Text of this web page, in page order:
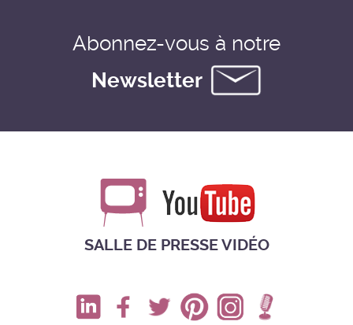
Abonnez-vous à notre
Newsletter
SALLE DE PRESSE VIDÉO